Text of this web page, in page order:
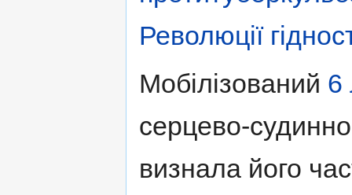
Революції
Мобілізований 6
серцево-
визнала його